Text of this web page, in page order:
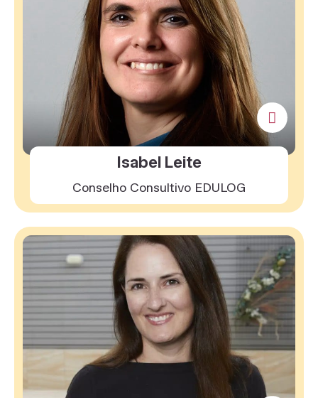
Isabel Leite
Conselho Consultivo EDULOG